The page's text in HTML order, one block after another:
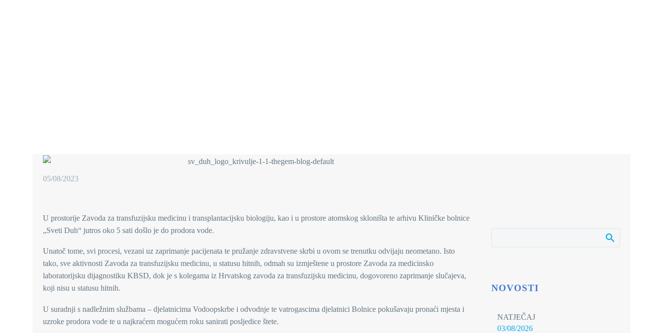
05/08/2023
U prostorije Zavoda za transfuzijsku medicinu i transplantacijsku biologiju, kao i u prostore atomskog skloništa te arhivu Kliničke bolnice
„Sveti Duh“ jutros oko 5 sati došlo je do prodora vode.
Unatoč tome, svi procesi, vezani uz zaprimanje pacijenata te pružanje zdravstvene skrbi u ovom se trenutku odvijaju neometano. Isto
tako, sve aktivnosti Zavoda za transfuzijsku medicinu, u statusu hitnih, odmah su izmještene u prostore Zavoda za medicinsko
laboratorijsku dijagnostiku KBSD, dok je s kolegama iz Hrvatskog zavoda za transfuzijsku medicinu, dogovoreno zaprimanje slučajeva,
koji nisu u statusu hitnih.
U suradnji s nadležnim službama – djelatnicima Vodoopskrbe i odvodnje te vatrogascima djelatnici Bolnice pokušavaju pronaći mjesta i
uzroke prodora vode te u najkraćem mogućem roku sanirati posljedice štete.
NOVOSTI
NATJEČAJ
03/08/2026